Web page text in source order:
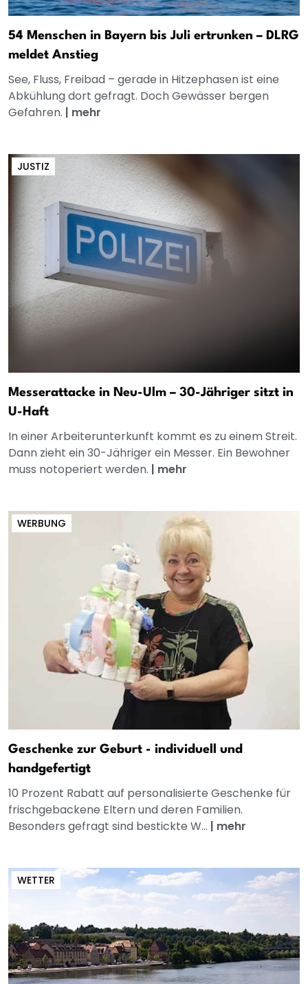
54 Menschen in Bayern bis Juli ertrunken – DLRG
meldet Anstieg
See, Fluss, Freibad – gerade in Hitzephasen ist eine
Abkühlung dort gefragt. Doch Gewässer bergen
Gefahren. | mehr
JUSTIZ
Messerattacke in Neu-Ulm – 30-Jähriger sitzt in
U-Haft
In einer Arbeiterunterkunft kommt es zu einem Streit.
Dann zieht ein 30-Jähriger ein Messer. Ein Bewohner
muss notoperiert werden. | mehr
WERBUNG
Geschenke zur Geburt - individuell und
handgefertigt
10 Prozent Rabatt auf personalisierte Geschenke für
frischgebackene Eltern und deren Familien.
Besonders gefragt sind bestickte W... | mehr
WETTER